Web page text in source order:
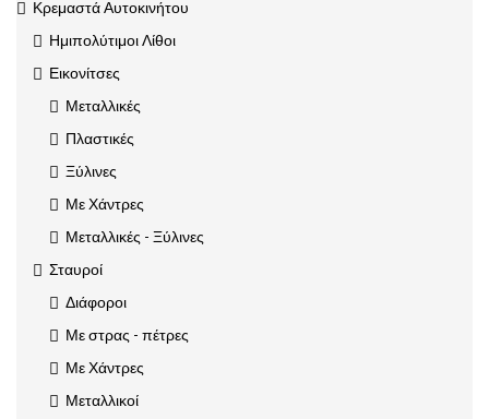
Κρεμαστά Αυτοκινήτου
Ημιπολύτιμοι Λίθοι
Εικονίτσες
Μεταλλικές
Πλαστικές
Ξύλινες
Με Χάντρες
Μεταλλικές - Ξύλινες
Σταυροί
Διάφοροι
Με στρας - πέτρες
Με Χάντρες
Μεταλλικοί